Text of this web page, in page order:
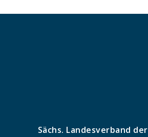
Sächs. Landesverband der